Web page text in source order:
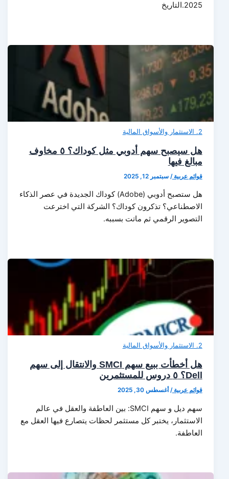
2025.التاريخ
2. الاستثمار والأسواق المالية
هل سيصبح سهم أدوبي مثل كوداك؟ ٥ مخاوف
مبالغ فيها
قوائم عربية/سبتمبر 12, 2025
هل ستصبح أدوبي (Adobe) كوداك الجديدة في عصر الذكاء
الاصطناعي؟ تذكرون كوداك؟ الشركة التي اخترعت
التصوير الرقمي ثم ماتت بسببه.
2. الاستثمار والأسواق المالية
هل أخطأت ببيع سهم SMCI والانتقال إلى سهم
Dell؟ ٥ دروس للمستثمرين
قوائم عربية/أغسطس 30, 2025
سهم ديل و سهم SMCI: بين العاطفة والعقل في عالم
الاستثمار، يختبر كل مستثمر لحظات يتصارع فيها العقل مع
العاطفة.